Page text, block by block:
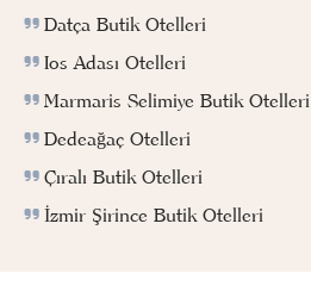
Datça Butik Otelleri
Ios Adası Otelleri
Marmaris Selimiye Butik Otelleri
Dedeağaç Otelleri
Çıralı Butik Otelleri
İzmir Şirince Butik Otelleri